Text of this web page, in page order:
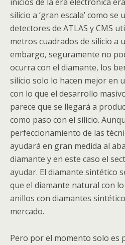
silicio a ‘gran escala’ como se
detectores de ATLAS yCMS
metros cuadrados de silicio a
embargo, seguramente no
ocurra con el diamante, los
silicio solo lo hacen mejor en
con lo que el desarrollo
parece que se llegará a
como paso con el silicio.
perfeccionamiento de las
ayudará en gran medida al
diamante y en este caso el
ayudar. El diamante sintético
que el diamante natural con
anillos con diamantes
mercado.
Pero por el momento solo es